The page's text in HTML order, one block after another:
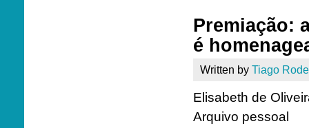
Premiação:
é
Written by Tiago
Elisabeth de
Arquivo pessoal